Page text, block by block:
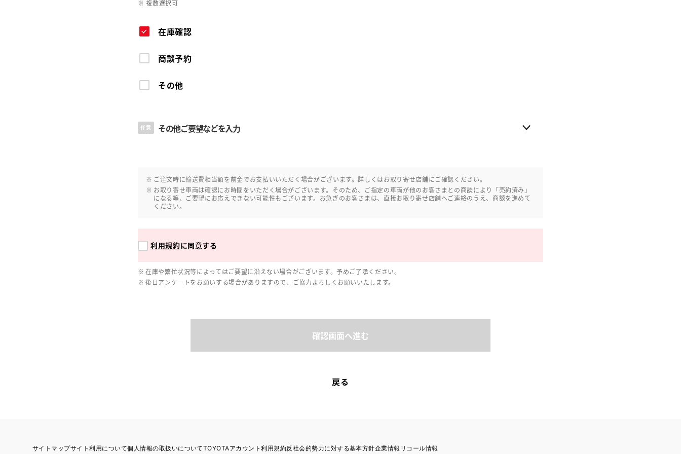
※ 複数選択可
在庫確認
商談予約
その他
任意 その他ご要望などを入力
ご注文時に輸送費相当額を前金でお支払いいただく場合がございます。詳しくはお取り寄せ店舗にご確認ください。
お取り寄せ車両は確認にお時間をいただく場合がございます。そのため、ご指定の車両が他のお客さまとの商談により「売約済み」
になる等、ご要望にお応えできない可能性もございます。お急ぎのお客さまは、直接お取り寄せ店舗へご連絡のうえ、商談を進めて
ください。
利用規約に同意する
在庫や繁忙状況等によってはご要望に沿えない場合がございます。予めご了承ください。
後日アンケ―トをお願いする場合がありますので、ご協力よろしくお願いいたします。
確認画面へ進む
戻る
サイトマップサイト利用について個人情報の取扱いについてTOYOTAアカウント利用規約反社会的勢力に対する基本方針企業情報 リコール情報